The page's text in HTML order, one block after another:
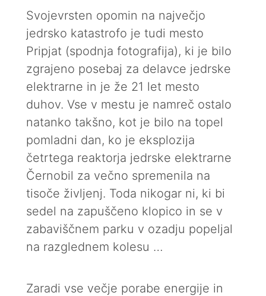
Svojevrsten opomin na največjo
jedrsko katastrofo je tudi mesto
Pripjat (spodnja fotografija), ki je bilo
zgrajeno posebaj za delavce jedrske
elektrarne in je že 21 let mesto
duhov. Vse v mestu je namreč ostalo
natanko takšno, kot je bilo na topel
pomladni dan, ko je eksplozija
četrtega reaktorja jedrske elektrarne
Černobil za večno spremenila na
tisoče življenj. Toda nikogar ni, ki bi
sedel na zapuščeno klopico in se v
zabaviščnem parku v ozadju popeljal
na razglednem kolesu …
Zaradi vse večje porabe energije in